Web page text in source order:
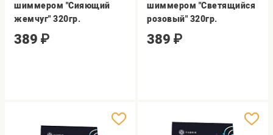
шиммером "Сияющий
жемчуг" 320гр.
389 ₽
шиммером "Светящийся
розовый" 320гр.
389 ₽